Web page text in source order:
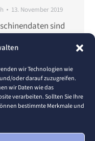
wir Technologien wie
oder darauf zuzugreifen.
wir Daten wie das
verarbeiten. Sollten Sie Ihre
bestimmte Merkmale und
13. November 2019
sind
zukünftige
Fragen, die
Wartung
Im Rahmen eines
untersuchten
und IT und